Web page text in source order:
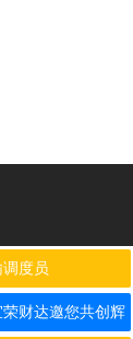
度员
财达邀您共创辉